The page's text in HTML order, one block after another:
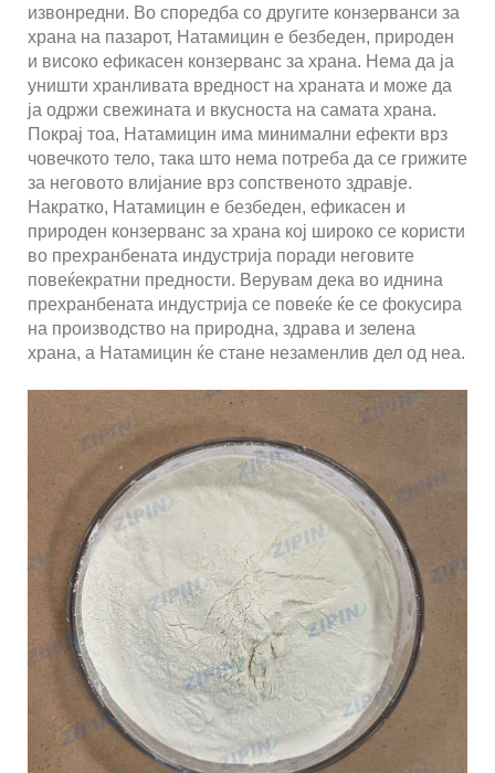
извонредни. Во споредба со другите конзерванси за
храна на пазарот, Натамицин е безбеден, природен
и високо ефикасен конзерванс за храна. Нема да ја
уништи хранливата вредност на храната и може да
ја одржи свежината и вкусноста на самата храна.
Покрај тоа, Натамицин има минимални ефекти врз
човечкото тело, така што нема потреба да се грижите
за неговото влијание врз сопственото здравје.
Накратко, Натамицин е безбеден, ефикасен и
природен конзерванс за храна кој широко се користи
во прехранбената индустрија поради неговите
повеќекратни предности. Верувам дека во иднина
прехранбената индустрија се повеќе ќе се фокусира
на производство на природна, здрава и зелена
храна, а Натамицин ќе стане незаменлив дел од неа.